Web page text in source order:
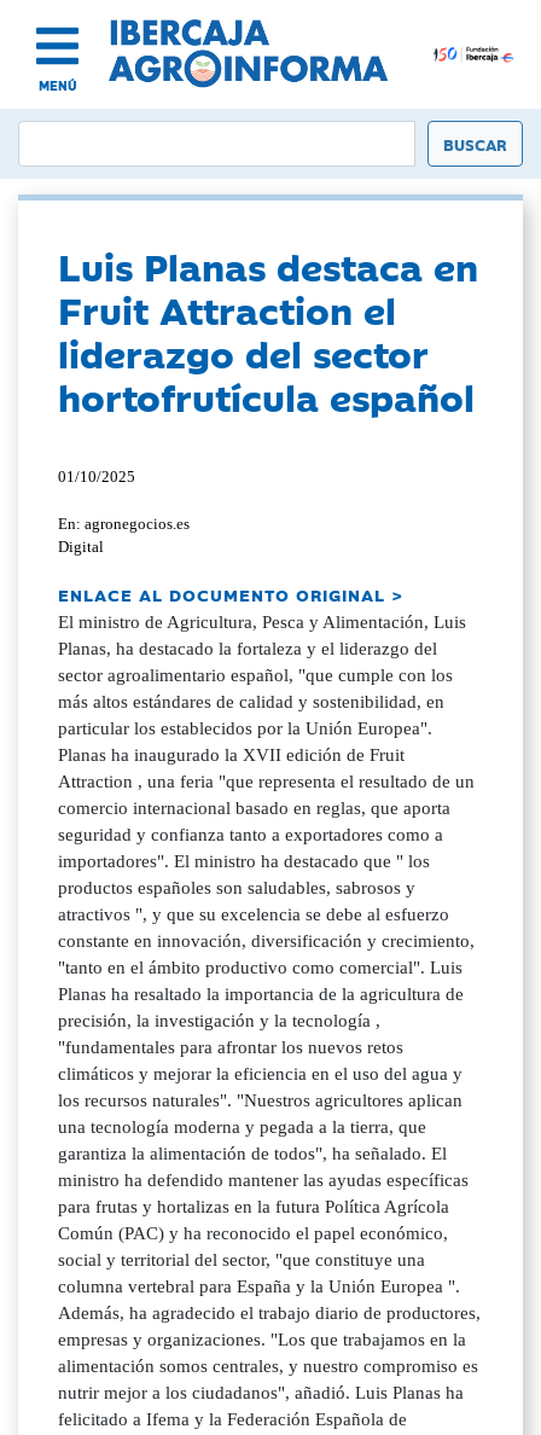
MENÚ
Luis Planas destaca en
Fruit Attraction el
liderazgo del sector
hortofrutícula español
01/10/2025
En: agronegocios.es
Digital
ENLACE AL DOCUMENTO ORIGINAL >
El ministro de Agricultura, Pesca y Alimentación, Luis
Planas, ha destacado la fortaleza y el liderazgo del
sector agroalimentario español, "que cumple con los
más altos estándares de calidad y sostenibilidad, en
particular los establecidos por la Unión Europea".
Planas ha inaugurado la XVII edición de Fruit
Attraction , una feria "que representa el resultado de un
comercio internacional basado en reglas, que aporta
seguridad y confianza tanto a exportadores como a
importadores". El ministro ha destacado que " los
productos españoles son saludables, sabrosos y
atractivos ", y que su excelencia se debe al esfuerzo
constante en innovación, diversificación y crecimiento,
"tanto en el ámbito productivo como comercial". Luis
Planas ha resaltado la importancia de la agricultura de
precisión, la investigación y la tecnología ,
"fundamentales para afrontar los nuevos retos
climáticos y mejorar la eficiencia en el uso del agua y
los recursos naturales". "Nuestros agricultores aplican
una tecnología moderna y pegada a la tierra, que
garantiza la alimentación de todos", ha señalado. El
ministro ha defendido mantener las ayudas específicas
para frutas y hortalizas en la futura Política Agrícola
Común (PAC) y ha reconocido el papel económico,
social y territorial del sector, "que constituye una
columna vertebral para España y la Unión Europea ".
Además, ha agradecido el trabajo diario de productores,
empresas y organizaciones. "Los que trabajamos en la
alimentación somos centrales, y nuestro compromiso es
nutrir mejor a los ciudadanos", añadió. Luis Planas ha
felicitado a Ifema y la Federación Española de